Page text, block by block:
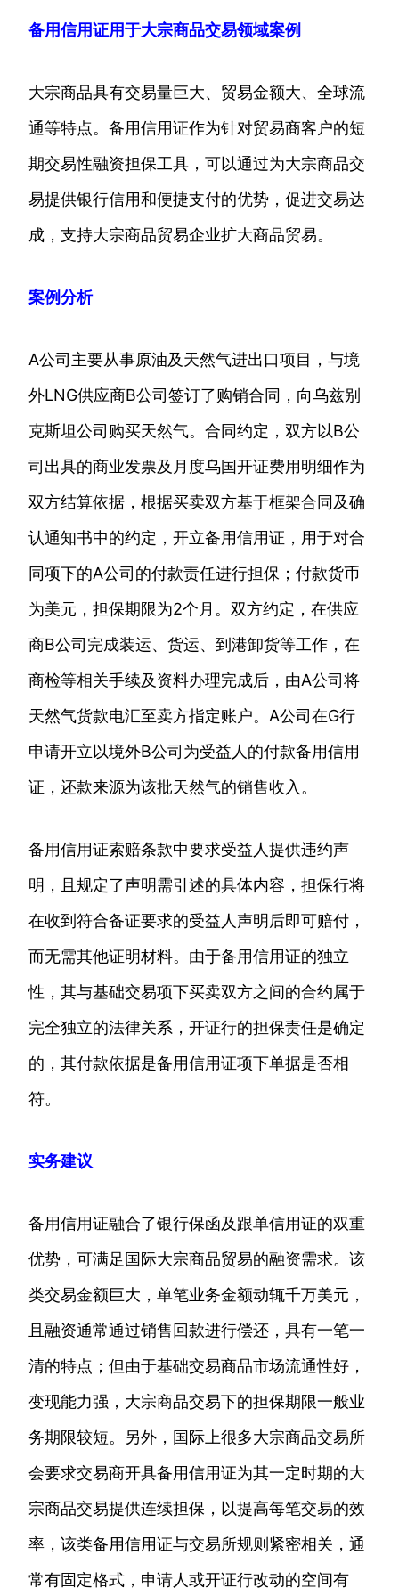
备用信用证用于大宗商品交易领域案例
大宗商品具有交易量巨大、贸易金额大、全球流
通等特点。备用信用证作为针对贸易商客户的短
期交易性融资担保工具，可以通过为大宗商品交
易提供银行信用和便捷支付的优势，促进交易达
成，支持大宗商品贸易企业扩大商品贸易。
案例分析
A公司主要从事原油及天然气进出口项目，与境
外LNG供应商B公司签订了购销合同，向乌兹别
克斯坦公司购买天然气。合同约定，双方以B公
司出具的商业发票及月度乌国开证费用明细作为
双方结算依据，根据买卖双方基于框架合同及确
认通知书中的约定，开立备用信用证，用于对合
同项下的A公司的付款责任进行担保；付款货币
为美元，担保期限为2个月。双方约定，在供应
商B公司完成装运、货运、到港卸货等工作，在
商检等相关手续及资料办理完成后，由A公司将
天然气货款电汇至卖方指定账户。A公司在G行
申请开立以境外B公司为受益人的付款备用信用
证，还款来源为该批天然气的销售收入。
备用信用证索赔条款中要求受益人提供违约声
明，且规定了声明需引述的具体内容，担保行将
在收到符合备证要求的受益人声明后即可赔付，
而无需其他证明材料。由于备用信用证的独立
性，其与基础交易项下买卖双方之间的合约属于
完全独立的法律关系，开证行的担保责任是确定
的，其付款依据是备用信用证项下单据是否相
符。
实务建议
备用信用证融合了银行保函及跟单信用证的双重
优势，可满足国际大宗商品贸易的融资需求。该
类交易金额巨大，单笔业务金额动辄千万美元，
且融资通常通过销售回款进行偿还，具有一笔一
清的特点；但由于基础交易商品市场流通性好，
变现能力强，大宗商品交易下的担保期限一般业
务期限较短。另外，国际上很多大宗商品交易所
会要求交易商开具备用信用证为其一定时期的大
宗商品交易提供连续担保，以提高每笔交易的效
率，该类备用信用证与交易所规则紧密相关，通
常有固定格式，申请人或开证行改动的空间有